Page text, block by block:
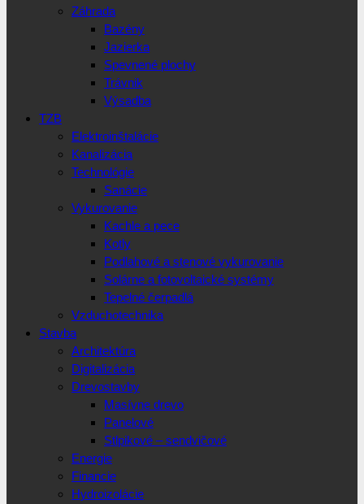
Záhrada
Bazény
Jazierka
Spevnené plochy
Trávnik
Výsadba
TZB
Elektroinštalácie
Kanalizácia
Technológie
Sanácie
Vykurovanie
Kachle a pece
Kotly
Podlahové a stenové vykurovanie
Solárne a fotovoltaické systémy
Tepelné čerpadlá
Vzduchotechnika
Stavba
Architektúra
Digitalizácia
Drevostavby
Masívne drevo
Panelové
Stlpikové – sendvičové
Energie
Financie
Hydroizolácie